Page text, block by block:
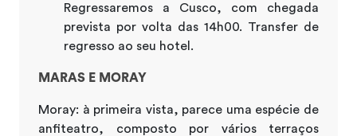
Regressaremos a Cusco, com chegada
prevista por volta das 14h00. Transfer de
regresso ao seu hotel.
MARAS E MORAY
Moray: à primeira vista, parece uma espécie de
anfiteatro, composto por vários terraços